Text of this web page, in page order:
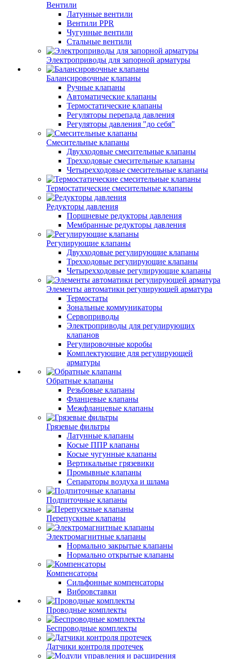
Вентили
Латунные вентили
Вентили PPR
Чугунные вентили
Стальные вентили
Электроприводы для запорной арматуры
Балансировочные клапаны
Ручные клапаны
Автоматические клапаны
Термостатические клапаны
Регуляторы перепада давления
Регуляторы давления "до себя"
Смесительные клапаны
Двухходовые смесительные клапаны
Трехходовые смесительные клапаны
Четырехходовые смесительные клапаны
Термостатические смесительные клапаны
Редукторы давления
Поршневые редукторы давления
Мембранные редукторы давления
Регулирующие клапаны
Двухходовые регулирующие клапаны
Трехходовые регулирующие клапаны
Четырехходовые регулирующие клапаны
Элементы автоматики регулирующей арматура
Термостаты
Зональные коммуникаторы
Сервоприводы
Электроприводы для регулирующих
клапанов
Регулировочные коробы
Комплектующие для регулирующей
арматуры
Обратные клапаны
Резьбовые клапаны
Фланцевые клапаны
Межфланцевые клапаны
Грязевые фильтры
Латунные клапаны
Косые ППР клапаны
Косые чугунные клапаны
Вертикальные грязевики
Промывные клапаны
Сепараторы воздуха и шлама
Подпиточные клапаны
Перепускные клапаны
Электромагнитные клапаны
Нормально закрытые клапаны
Нормально открытые клапаны
Компенсаторы
Сильфонные компенсаторы
Вибровставки
Проводные комплекты
Беспроводные комплекты
Датчики контроля протечек